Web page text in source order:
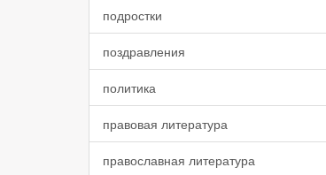
подростки
поздравления
политика
правовая литература
православная литература